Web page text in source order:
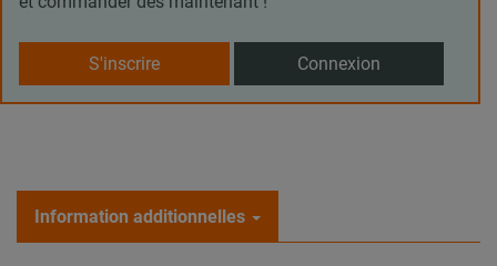
S'inscrire Connexion
Information additionnelles